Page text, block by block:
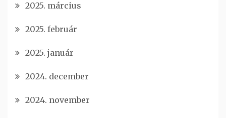
2025. március
2025. február
2025. január
2024. december
2024. november